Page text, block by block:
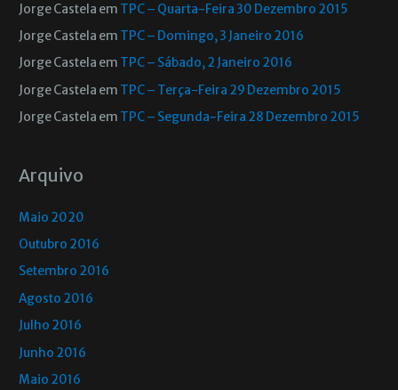
Jorge Castela em TPC – Quarta-Feira 30 Dezembro 2015
Jorge Castela em TPC – Domingo, 3 Janeiro 2016
Jorge Castela em TPC – Sábado, 2 Janeiro 2016
Jorge Castela em TPC – Terça-Feira 29 Dezembro 2015
Jorge Castela em TPC – Segunda-Feira 28 Dezembro 2015
Arquivo
Maio 2020
Outubro 2016
Setembro 2016
Agosto 2016
Julho 2016
Junho 2016
Maio 2016